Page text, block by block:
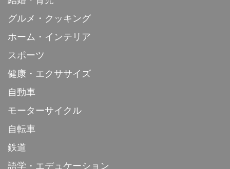
グルメ・クッキング
ホーム・インテリア
スポーツ
健康・エクササイズ
自動車
モーターサイクル
自転車
鉄道
語学・エデュケーション